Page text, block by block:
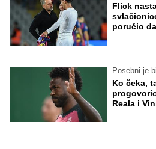
Flick
poručio
Posebni je
Ko čeka,
Reala i